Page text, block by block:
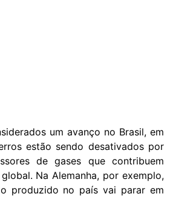
um avanço no Brasil, em
estão sendo desativados por
de gases que contribuem
Na Alemanha, por exemplo,
produzido no país vai parar em